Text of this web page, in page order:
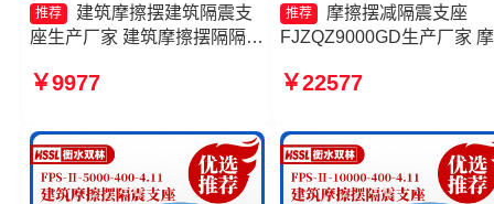
推荐
建筑摩擦摆建筑隔震支
座生产厂家 建筑摩擦摆隔隔震
座源头工厂 摩擦摆隔震支座
家
￥9977
推荐
摩擦摆减隔震支座
FJZQZ9000GD生产厂家
3.81 建筑摩擦摆式隔震支
9000-350-3.81厂家
￥22577